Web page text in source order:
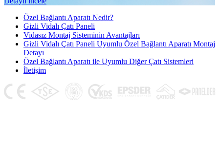
Özel Bağlantı Aparatı Nedir?
Gizli Vidalı Çatı Paneli
Vidasız Montaj Sisteminin Avantajları
Gizli Vidalı Çatı Paneli Uyumlu Özel Bağlantı Aparatı Montaj
Detayı
Özel Bağlantı Aparatı ile Uyumlu Diğer Çatı Sistemleri
İletişim